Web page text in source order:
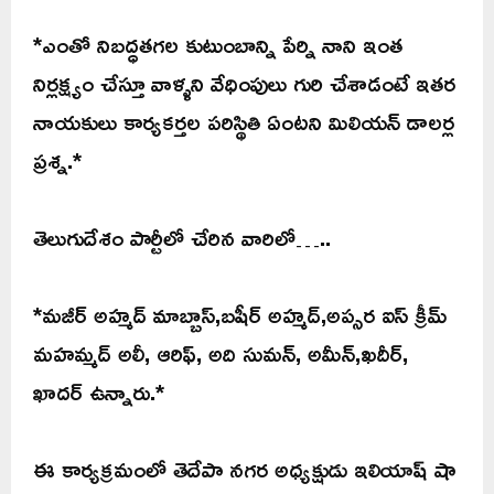
*ఎంతో నిబద్ధతగల కుటుంబాన్ని పేర్ని నాని ఇంత
నిర్లక్ష్యం చేస్తూ వాళ్ళని వేధింపులు గురి చేశాడంటే ఇతర
నాయకులు కార్యకర్తల పరిస్థితి ఏంటని మిలియన్ డాలర్ల
ప్రశ్న.*
తెలుగుదేశం పార్టీలో చేరిన వారిలో…..
*మజీర్ అహ్మద్ మాబ్బాస్,బషీర్ అహ్మద్,అప్సర ఐస్ క్రీమ్
మహమ్మద్ అలీ, ఆరిఫ్, అది సుమన్, అమీన్,ఖదీర్,
ఖాదర్ ఉన్నారు.*
ఈ కార్యక్రమంలో తెదేపా నగర అధ్యక్షుడు ఇలియాష్ షా